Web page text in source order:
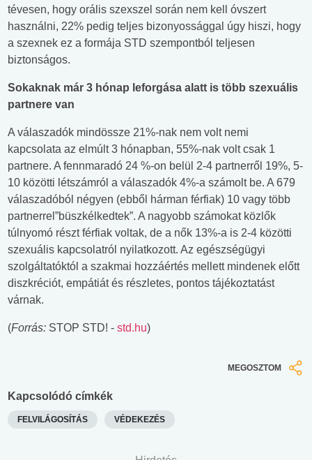
tévesen, hogy orális szexszel során nem kell óvszert
használni, 22% pedig teljes bizonyossággal úgy hiszi, hogy
a szexnek ez a formája STD szempontból teljesen
biztonságos.
Sokaknak már 3 hónap leforgása alatt is több szexuális
partnere van
A válaszadók mindössze 21%-nak nem volt nemi
kapcsolata az elmúlt 3 hónapban, 55%-nak volt csak 1
partnere. A fennmaradó 24 %-on belül 2-4 partnerről 19%, 5-
10 közötti létszámról a válaszadók 4%-a számolt be. A 679
válaszadóból négyen (ebből hárman férfiak) 10 vagy több
partnerrel”büszkélkedtek”. A nagyobb számokat közlők
túlnyomó részt férfiak voltak, de a nők 13%-a is 2-4 közötti
szexuális kapcsolatról nyilatkozott. Az egészségügyi
szolgáltatóktól a szakmai hozzáértés mellett mindenek előtt
diszkréciót, empátiát és részletes, pontos tájékoztatást
várnak.
(Forrás: STOP STD! - std.hu)
MEGOSZTOM
Kapcsolódó címkék
FELVILÁGOSÍTÁS VÉDEKEZÉS